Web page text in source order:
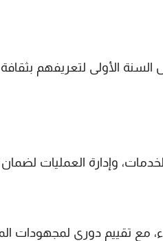
السنة الأولى لتعريفهم
وإدارة العمليات
مع تقييم دوري لمجهودات